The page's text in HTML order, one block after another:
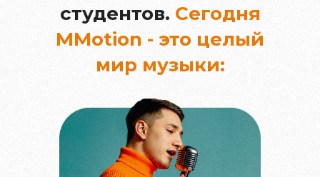
студентов. Сегодня
MMotion - это целый
мир музыки: